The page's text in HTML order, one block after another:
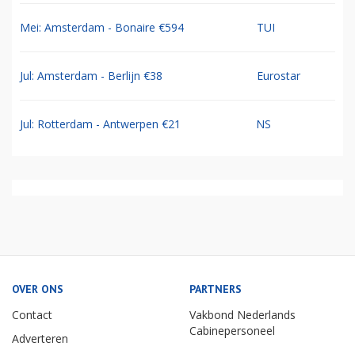
Mei: Amsterdam - Bonaire €594 TUI
Jul: Amsterdam - Berlijn €38 Eurostar
Jul: Rotterdam - Antwerpen €21 NS
OVER ONS
Contact
Adverteren
PARTNERS
Vakbond Nederlands
Cabinepersoneel